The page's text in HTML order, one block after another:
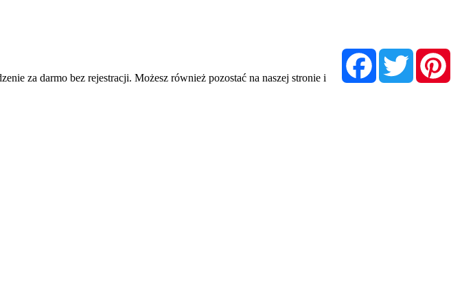
FacebookTwitter
za darmo bez rejestracji. Możesz również pozostać na naszej stronie i